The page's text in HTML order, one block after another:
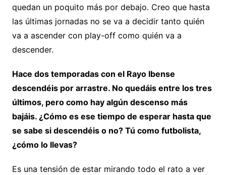
quedan un poquito más por debajo. Creo que hasta
las últimas jornadas no se va a decidir tanto quién
va a ascender con play-off como quién va a
descender.
Hace dos temporadas con el Rayo Ibense
descendéis por arrastre. No quedáis entre los tres
últimos, pero como hay algún descenso más
bajáis. ¿Cómo es ese tiempo de esperar hasta que
se sabe si descendéis o no? Tú como futbolista,
¿cómo lo llevas?
Es una tensión de estar mirando todo el rato a ver